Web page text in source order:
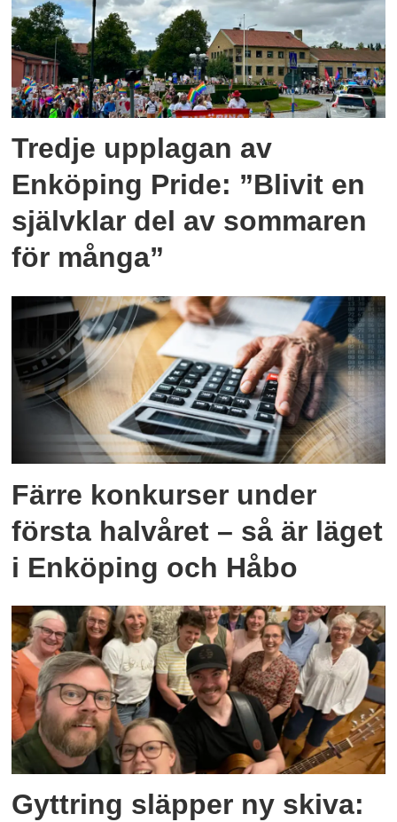
Tredje upplagan av
Enköping Pride: ”Blivit en
självklar del av sommaren
för många”
Färre konkurser under
första halvåret – så är läget
i Enköping och Håbo
Gyttring släpper ny skiva: